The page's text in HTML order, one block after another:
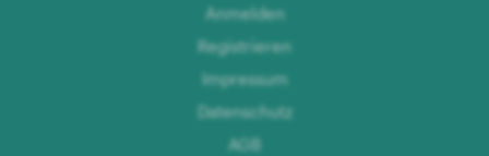
Anmelden
Registrieren
Impressum
Datenschutz
AGB